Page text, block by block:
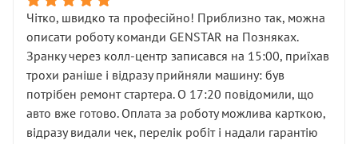
ущільнювачів.
Що прикро — це не перший мій візит. Раніше міняв у
вас стартер, і тоді сервіс наче справив хороше
враження. Але згодом знайшов декілька гайок під
лобовим склом. Мені пояснили, що це “старі гайки, які
відкручували”, і попросили не хвилюватися. ( надіюсь
новий власник, не застяг в полі))
Чітко, швидко та професійно! Приблизно так, можна
описати роботу команди GENSTAR на Позняках.
Зранку через колл-центр записався на 15:00, приїхав
трохи раніше і відразу прийняли машину: був
потрібен ремонт стартера. О 17:20 повідомили, що
авто вже готово. Оплата за роботу можлива карткою,
відразу видали чек, перелік робіт і надали гарантію